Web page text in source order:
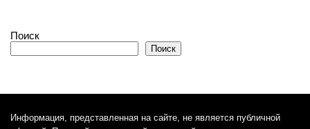
Поиск
Поиск
Информация, представленная на сайте, не является публичной